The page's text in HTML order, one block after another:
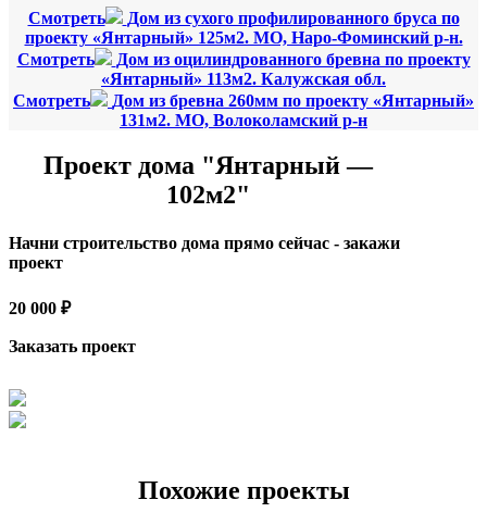
Смотреть
Дом из сухого профилированного бруса по
проекту «Янтарный» 125м2. МО, Наро-Фоминский р-н.
Смотреть
Дом из оцилиндрованного бревна по проекту
«Янтарный» 113м2. Калужская обл.
Смотреть
Дом из бревна 260мм по проекту «Янтарный»
131м2. МО, Волоколамский р-н
Проект дома "Янтарный —
102м2"
Начни строительство дома прямо сейчас - закажи
проект
20 000 ₽
Заказать проект
Похожие проекты